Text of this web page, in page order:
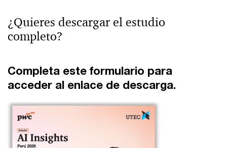
¿Quieres descargar el estudio
completo?
Completa este formulario para
acceder al enlace de descarga.